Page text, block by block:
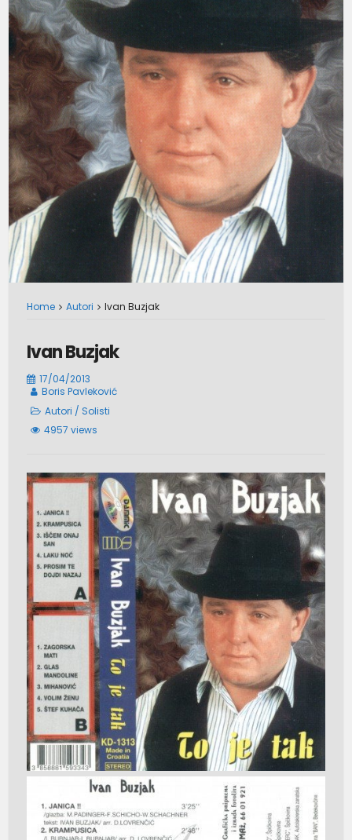
Home Autori Ivan Buzjak
Ivan Buzjak
17/04/2013
Boris Pavleković
Autori / Solisti
4957 views